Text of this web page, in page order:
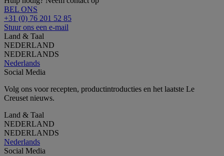
BEL ONS
+31 (0) 76 201 52 85
Stuur ons een e-mail
Land & Taal
NEDERLAND
NEDERLANDS
Nederlands
Social Media
Volg ons voor recepten, productintroducties en het laatste Le
Creuset nieuws.
Land & Taal
NEDERLAND
NEDERLANDS
Nederlands
Social Media